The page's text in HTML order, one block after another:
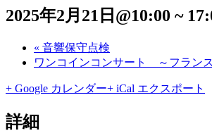
2025年2月21日@10:00 ~
« 音響保守点検
ワンコインコンサート ～フラン
+ Google カレンダー+ iCal エクスポート
詳細